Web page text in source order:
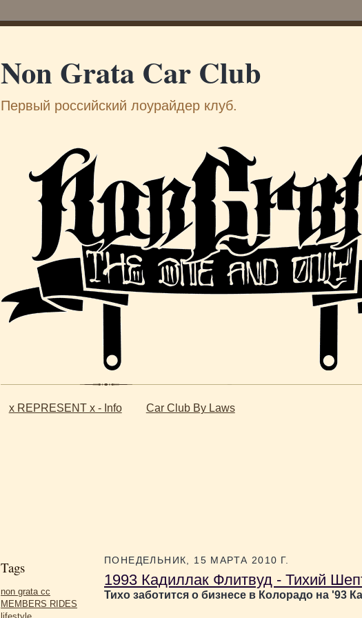
Non Grata Car Club
Первый российский лоурайдер клуб.
x REPRESENT x - Info Car Club By Laws
Tags
non grata cc
MEMBERS RIDES
ПОНЕДЕЛЬНИК, 15 МАРТА 2010 Г.
1993 Кадиллак Флитвуд - Тихий
Тихо заботится о бизнесе в Колорадо на '93